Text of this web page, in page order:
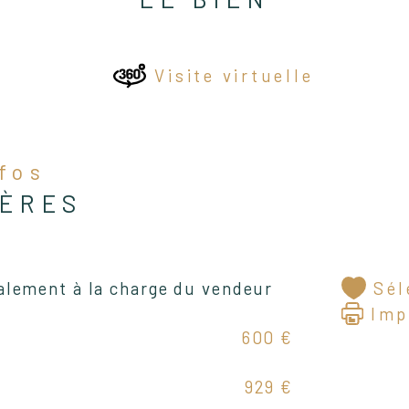
Visite virtuelle
à la charge du vendeur
600 €
929 €